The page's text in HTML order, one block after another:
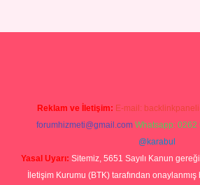
Reklam ve İletişim: E-mail:
forumhizmeti@gmail.com Whatsapp: 0262
@karabul
Yasal Uyarı: Sitemiz, 5651 Sayılı Kanun
İletişim Kurumu (BTK) tarafından onaylanmış